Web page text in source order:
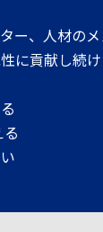
ー、人材の
に貢献し続